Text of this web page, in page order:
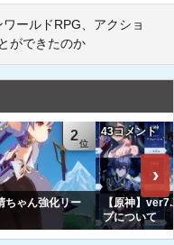
ールドRPG、アクショ
ができたのか
2
ちゃん強化リー
43コメント
【原神】
プについて
›